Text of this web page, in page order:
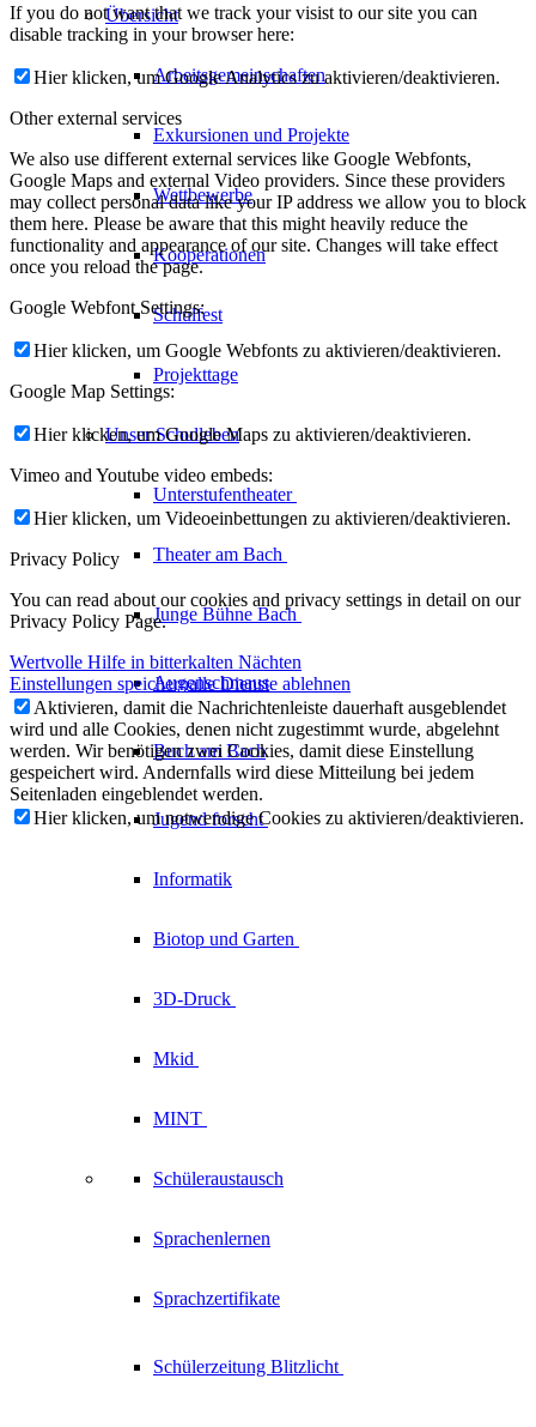
Übersicht
Arbeitsgemeinschaften
Exkursionen und Projekte
Wettbewerbe
Kooperationen
Schulfest
Projekttage
Unser Schulleben
Unterstufentheater
Theater am Bach
Junge Bühne Bach
Augenschmaus
Buch am Bach
Jugend forscht
Informatik
Biotop und Garten
3D-Druck
Mkid
MINT
Schüleraustausch
Sprachenlernen
Sprachzertifikate
Schülerzeitung Blitzlicht
If you do not want that we track your visist to our site you can
disable tracking in your browser here:
Hier klicken, um Google Analytics zu aktivieren/deaktivieren.
Other external services
We also use different external services like Google Webfonts,
Google Maps and external Video providers. Since these providers
may collect personal data like your IP address we allow you to block
them here. Please be aware that this might heavily reduce the
functionality and appearance of our site. Changes will take effect
once you reload the page.
Google Webfont Settings:
Hier klicken, um Google Webfonts zu aktivieren/deaktivieren.
Google Map Settings:
Hier klicken, um Google Maps zu aktivieren/deaktivieren.
Vimeo and Youtube video embeds:
Hier klicken, um Videoeinbettungen zu aktivieren/deaktivieren.
Privacy Policy
You can read about our cookies and privacy settings in detail on our
Privacy Policy Page.
Wertvolle Hilfe in bitterkalten Nächten
Einstellungen speichernalle Dienste ablehnen
Aktivieren, damit die Nachrichtenleiste dauerhaft ausgeblendet
wird und alle Cookies, denen nicht zugestimmt wurde, abgelehnt
werden. Wir benötigen zwei Cookies, damit diese Einstellung
gespeichert wird. Andernfalls wird diese Mitteilung bei jedem
Seitenladen eingeblendet werden.
Hier klicken, um notwendige Cookies zu aktivieren/deaktivieren.